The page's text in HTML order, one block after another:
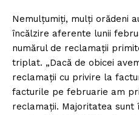
Nemulţumiţi, mulţi orădeni
încălzire aferente lunii
numărul de reclamaţii
triplat. „Dacă de obicei
reclamaţii cu privire la
facturile pe februarie am
reclamaţii. Majoritatea sunt